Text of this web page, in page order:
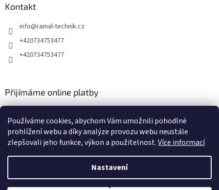
Používáme cookies, abychom Vám umožnili pohodlné
prohlížení webu a díky analýze provozu webu neustále
zlepšovali jeho funkce, výkon a použitelnost.Více informací
Nastavení
Kontakt
info@ramal-technik.cz
+420734753477
+420734753477
Přijímáme online platby